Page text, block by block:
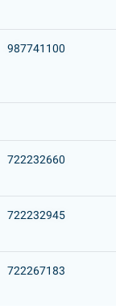
987741100
722232660
722232945
722267183